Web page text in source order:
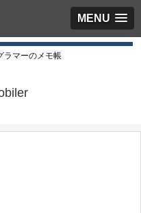
MENU
ラマーのメモ帳